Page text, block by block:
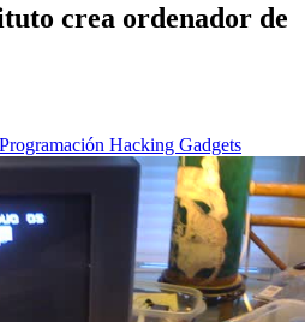
crea ordenador de
Programación Hacking Gadgets